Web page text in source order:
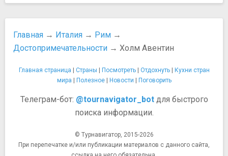
Фонтан Треви
Фонтан Четырёх рек
Кукольный театр “Сан-Карлино”
Римский оперный театр
Театр Арджентина
Базилика Сан-Джованни (Латеранская базилика)
Базилика Сан-Паоло-фуори-ле-Мура
Базилика Санта-Прасседе
Базилика Святого Климента
Кофе
Обед и ужин
Пармская ветчина
Питьевая вода
Сиеста
Что нужно знать о еде в Италии?
Аренда автомобиля в Италии
Аренда мопеда и велосипеда
Главная → Италия → Рим →
Достопримечательности → Холм Авентин
Главная страница | Страны | Посмотреть| Отдохнуть| Кухни стран
мира | Полезное| Новости | Поговорить
Телеграм-бот: @tournavigator_botдля быстрого
поиска информации.
© Турнавигатор, 2015-2026
При перепечатке и/или публикации материалов с данного сайта,